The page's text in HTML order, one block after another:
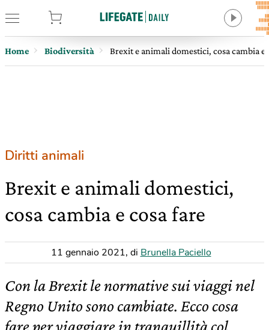
Home Biodiversità Brexit e animali domestici, cosa cambia e
Diritti animali
Brexit e animali domestici,
cosa cambia e cosa fare
11 gennaio 2021, di Brunella Paciello
Con la Brexit le normative sui viaggi nel
Regno Unito sono cambiate. Ecco cosa
fare per viaggiare in tranquillità col